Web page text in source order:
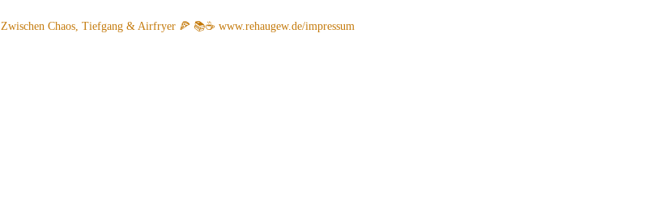
Zwischen Chaos, Tiefgang & Airfryer 🍕 📚☕️ www.rehaugew.de/impressum